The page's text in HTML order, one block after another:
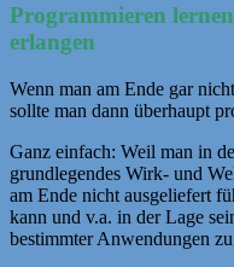
Programmieren
erlangen
Wenn man am Ende gar
sollte man dann überhaupt
Ganz einfach: Weil man in
grundlegendes Wirk- und
am Ende nicht ausgeliefert
kann und v.a. in der Lage
bestimmter Anwendungen